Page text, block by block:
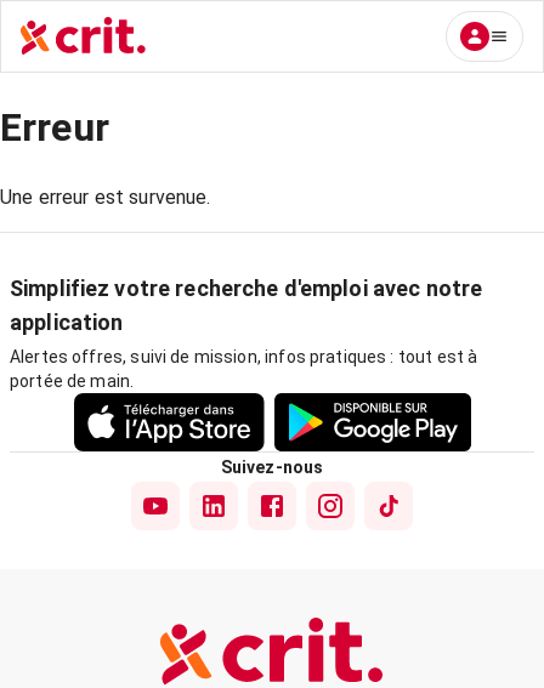
Erreur
Une erreur est survenue.
Simplifiez votre recherche d'emploi avec notre
application
Alertes offres, suivi de mission, infos pratiques : tout est à
portée de main.
Suivez-nous